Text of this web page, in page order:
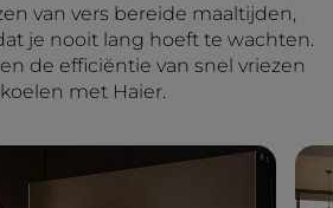
van vers bereide maaltijden,
je nooit lang hoeft te wachten.
de efficiëntie van snel vriezen
met Haier.